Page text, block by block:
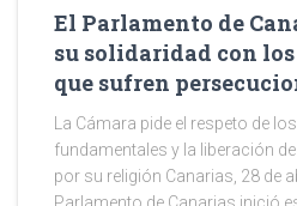
El Parlamento de
su solidaridad con los
que sufren
La Cámara pide el respeto de
fundamentales y la liberación
por su religión Canarias, 28 de